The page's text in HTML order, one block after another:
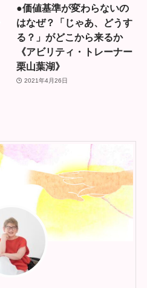
●価値基準が変わらないの
はなぜ？「じゃあ、どうす
る？」がどこから来るか
《アビリティ・トレーナー
栗山葉湖》
2021年4月26日